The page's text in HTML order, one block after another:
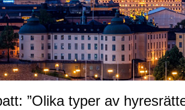
”Olika typer av